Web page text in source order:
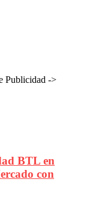
Publicidad ->
BTL en
con